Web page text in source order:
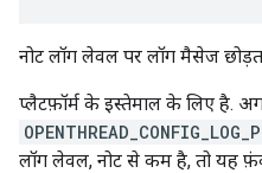
नोट लॉग लेवल पर लॉग मैसेज
प्लैटफ़ॉर्म के इस्तेमाल के लिए है.
लॉग लेवल, नोट से कम है, तो यह